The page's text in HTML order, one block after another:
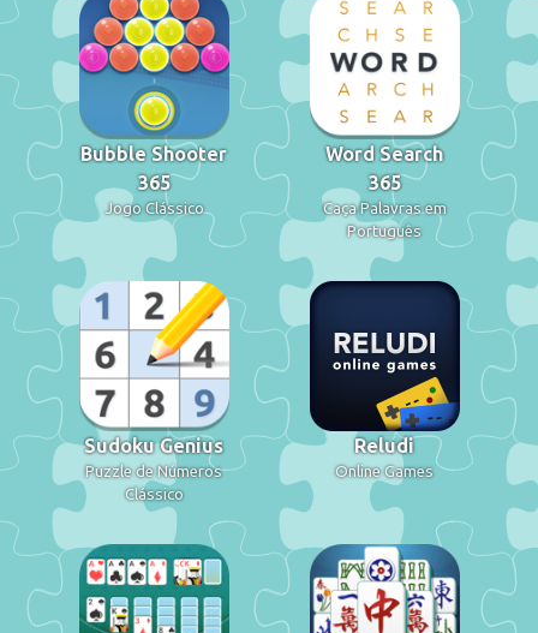
Bubble Shooter
365
Jogo Clássico
Word Search
365
Caça Palavras em
Português
Sudoku Genius
Puzzle de Números
Clássico
Reludi
Online Games